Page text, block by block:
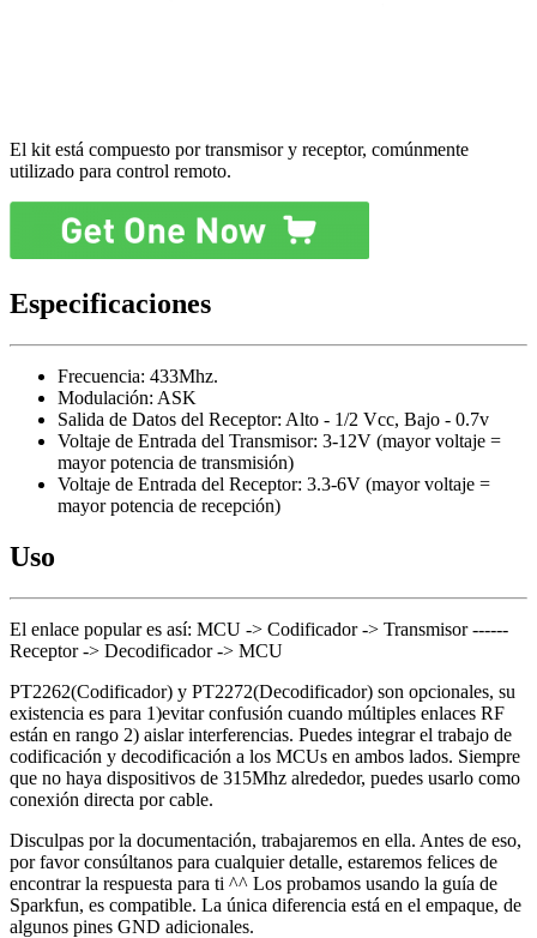
El kit está compuesto por transmisor y receptor, comúnmente
utilizado para control remoto.
Especificaciones
Frecuencia: 433Mhz.
Modulación: ASK
Salida de Datos del Receptor: Alto - 1/2 Vcc, Bajo - 0.7v
Voltaje de Entrada del Transmisor: 3-12V (mayor voltaje =
mayor potencia de transmisión)
Voltaje de Entrada del Receptor: 3.3-6V (mayor voltaje =
mayor potencia de recepción)
Uso
El enlace popular es así: MCU -> Codificador -> Transmisor ------
Receptor -> Decodificador -> MCU
PT2262(Codificador) y PT2272(Decodificador) son opcionales, su
existencia es para 1)evitar confusión cuando múltiples enlaces RF
están en rango 2) aislar interferencias. Puedes integrar el trabajo de
codificación y decodificación a los MCUs en ambos lados. Siempre
que no haya dispositivos de 315Mhz alrededor, puedes usarlo como
conexión directa por cable.
Disculpas por la documentación, trabajaremos en ella. Antes de eso,
por favor consúltanos para cualquier detalle, estaremos felices de
encontrar la respuesta para ti ^^ Los probamos usando la guía de
Sparkfun, es compatible. La única diferencia está en el empaque, de
algunos pines GND adicionales.